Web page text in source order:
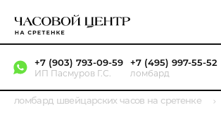
+7 (903) 793-09-59
ИП Пасмуров Г.С.
+7 (495) 997-55-52
ломбард
ломбард швейцарских часов на сретенке